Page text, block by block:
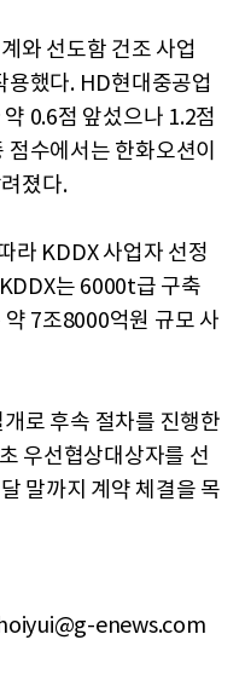
와 선도함 건조 사업
용했다. HD현대중공업
0.6점 앞섰으나 1.2점
수에서는 한화오션이
졌다.
라 KDDX 사업자 선정
는 6000t급 구축
7조8000억원 규모 사
로 후속 절차를 진행한
우선협상대상자를 선
말까지 계약 체결을 목
enews.com